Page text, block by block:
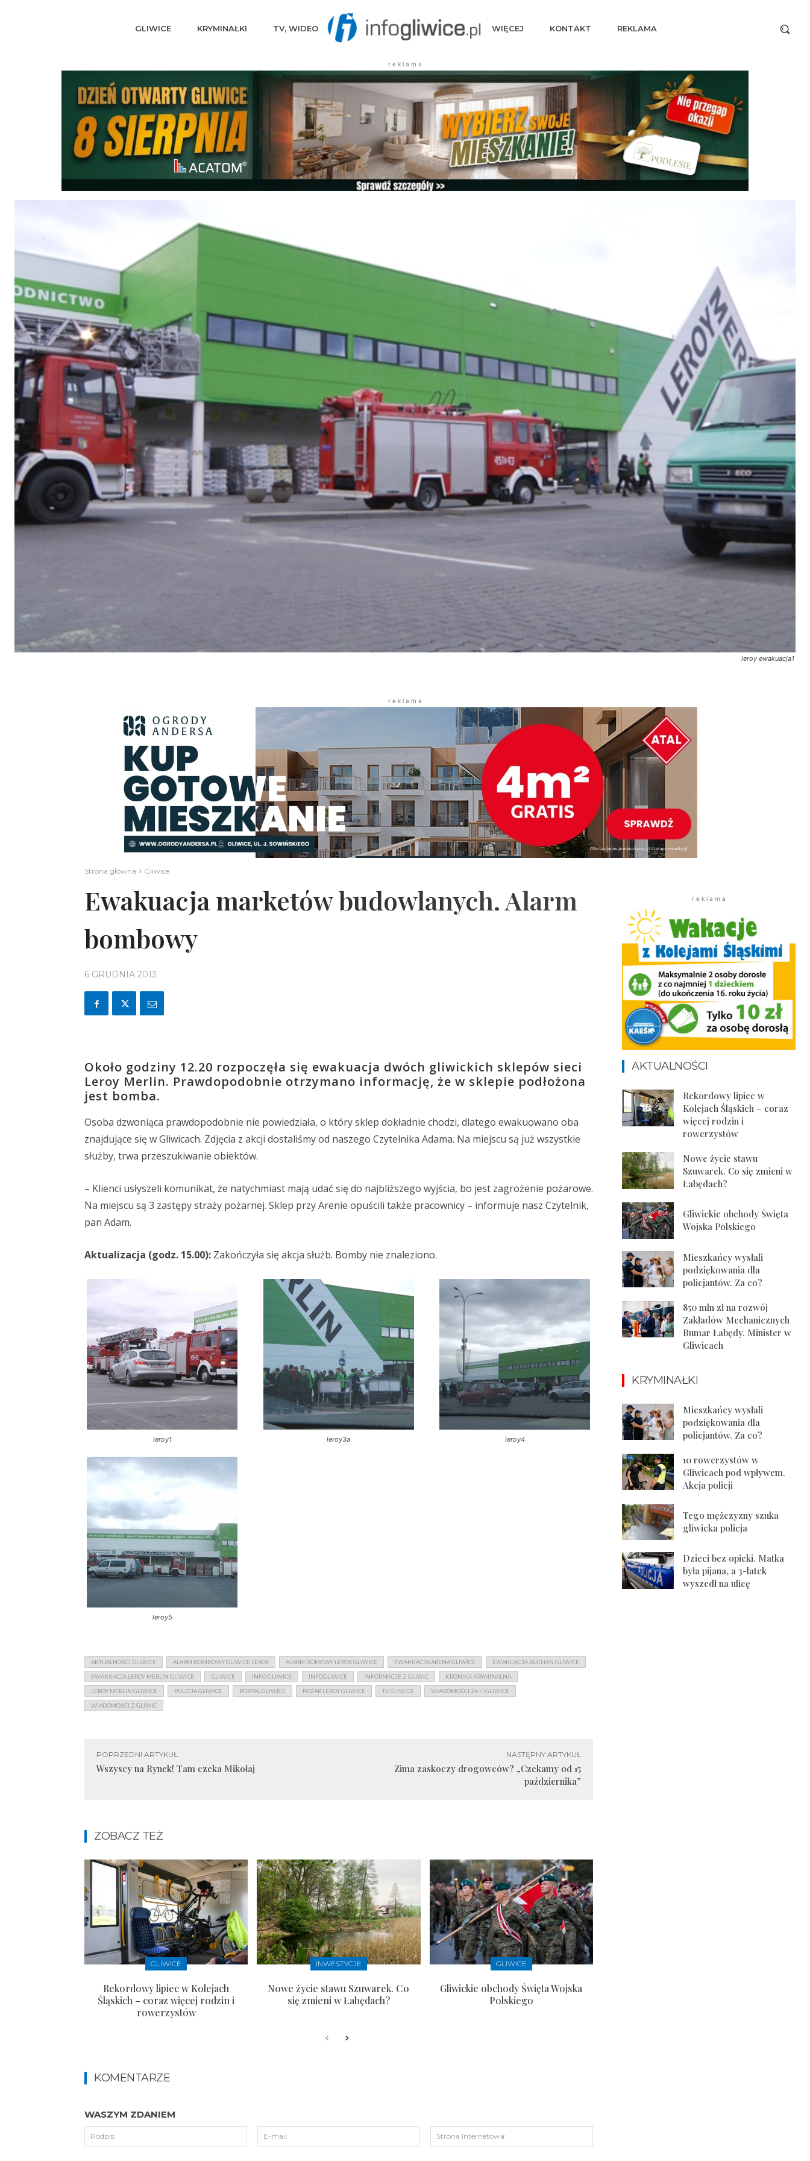
GLIWICE KRYMINAŁKI TV, WIDEO WIĘCEJ KONTAKT REKLAMA
r e k l a m a
leroy ewakuacja1
r e k l a m a
Strona główna Gliwice
Ewakuacja marketów budowlanych. Alarm
bombowy
6 GRUDNIA 2013
Około godziny 12.20 rozpoczęła się ewakuacja dwóch gliwickich sklepów sieci
Leroy Merlin. Prawdopodobnie otrzymano informację, że w sklepie podłożona
jest bomba.
Osoba dzwoniąca prawdopodobnie nie powiedziała, o który sklep dokładnie chodzi, dlatego ewakuowano oba
znajdujące się w Gliwicach. Zdjęcia z akcji dostaliśmy od naszego Czytelnika Adama. Na miejscu są już wszystkie
służby, trwa przeszukiwanie obiektów.
– Klienci usłyszeli komunikat, że natychmiast mają udać się do najbliższego wyjścia, bo jest zagrożenie pożarowe.
Na miejscu są 3 zastępy straży pożarnej. Sklep przy Arenie opuścili także pracownicy – informuje nasz Czytelnik,
pan Adam.
Aktualizacja (godz. 15.00): Zakończyła się akcja służb. Bomby nie znaleziono.
leroy1 leroy3a leroy4
leroy5
AKTUALNOŚCI GLIWICE ALARM BOMBOWY GLIWICE LEROY ALARM BOMOWY LEROY GLIWICE EWAKUACJA ARENA GLIWICE EWAKUACJA AUCHAN GLIWICE
EWAKUACJA LEROY MERLIN GLIWICE GLIWICE INFO GLIWICE INFOGLIWICE INFORMACJE Z GLIWIC KRONIKA KRYMINALNA
LEROY MERLIN GLIWICE POLICJA GLIWICE PORTAL GLIWICE POŻAR LEROY GLIWICE TV GLIWICE WIADOMOŚCI 24 H GLIWICE
WIADOMOŚCI Z GLIWIC
POPRZEDNI ARTYKUŁ
Wszyscy na Rynek! Tam czeka Mikołaj
NASTĘPNY ARTYKUŁ
Zima zaskoczy drogowców? „Czekamy od 15
października”
ZOBACZ TEŻ
GLIWICE
Rekordowy lipiec w Kolejach
Śląskich – coraz więcej rodzin i
rowerzystów
INWESTYCJE
Nowe życie stawu Szuwarek. Co
się zmieni w Łabędach?
GLIWICE
Gliwickie obchody Święta Wojska
Polskiego
KOMENTARZE
WASZYM ZDANIEM
Podpis:
mail:
Internetowa:
r e k l a m a
AKTUALNOŚCI
Rekordowy lipiec w
Kolejach Śląskich – coraz
więcej rodzin i
rowerzystów
Nowe życie stawu
Szuwarek. Co się zmieni w
Łabędach?
Gliwickie obchody Święta
Wojska Polskiego
Mieszkańcy wysłali
podziękowania dla
policjantów. Za co?
850 mln zł na rozwój
Zakładów Mechanicznych
Bumar Łabędy. Minister w
Gliwicach
KRYMINAŁKI
Mieszkańcy wysłali
podziękowania dla
policjantów. Za co?
10 rowerzystów w
Gliwicach pod wpływem.
Akcja policji
Tego mężczyzny szuka
gliwicka policja
Dzieci bez opieki. Matka
była pijana, a 3-latek
wyszedł na ulicę